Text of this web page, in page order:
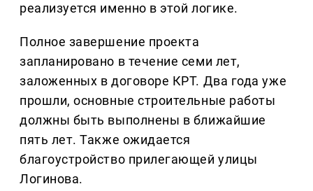
реализуется именно в этой логике.
Полное завершение проекта
запланировано в течение семи лет,
заложенных в договоре КРТ. Два года уже
прошли, основные строительные работы
должны быть выполнены в ближайшие
пять лет. Также ожидается
благоустройство прилегающей улицы
Логинова.